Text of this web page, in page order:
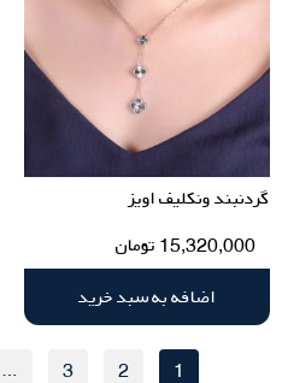
گردنبند ونکلیف اویز
15,320,000 تومان
اضافه به سبد خرید
1
2
3
…